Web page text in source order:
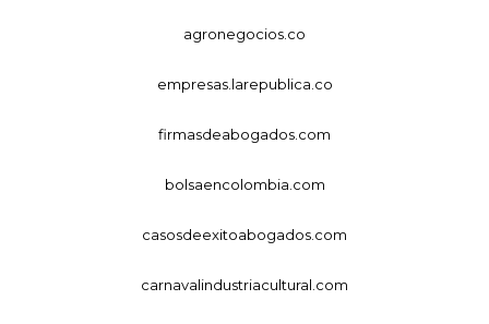
agronegocios.co
empresas.larepublica.co
firmasdeabogados.com
bolsaencolombia.com
casosdeexitoabogados.com
carnavalindustriacultural.com